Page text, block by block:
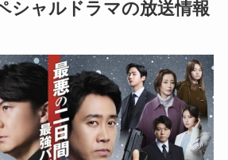
シャルドラマの放送情報